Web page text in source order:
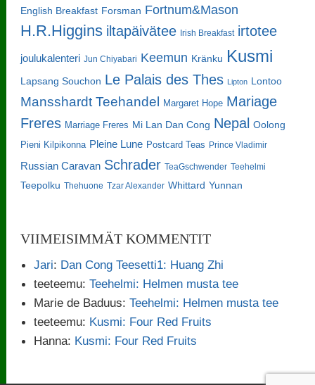
English Breakfast Forsman Fortnum&Mason
H.R.Higgins iltapäivätee Irish Breakfast irtotee
joulukalenteri Jun Chiyabari Keemun Kränku Kusmi
Lapsang Souchon Le Palais des Thes Lipton Lontoo
Mansshardt Teehandel Margaret Hope Mariage
Freres Marriage Freres Mi Lan Dan Cong Nepal Oolong
Pieni Kilpikonna Pleine Lune Postcard Teas Prince Vladimir
Russian Caravan Schrader TeaGschwender Teehelmi
Teepolku Thehuone Tzar Alexander Whittard Yunnan
VIIMEISIMMÄT KOMMENTIT
Jari: Dan Cong Teesetti1: Huang Zhi
teeteemu:Teehelmi: Helmen musta tee
Marie de Baduus:Teehelmi: Helmen musta tee
teeteemu: Kusmi: Four Red Fruits
Hanna: Kusmi: Four Red Fruits